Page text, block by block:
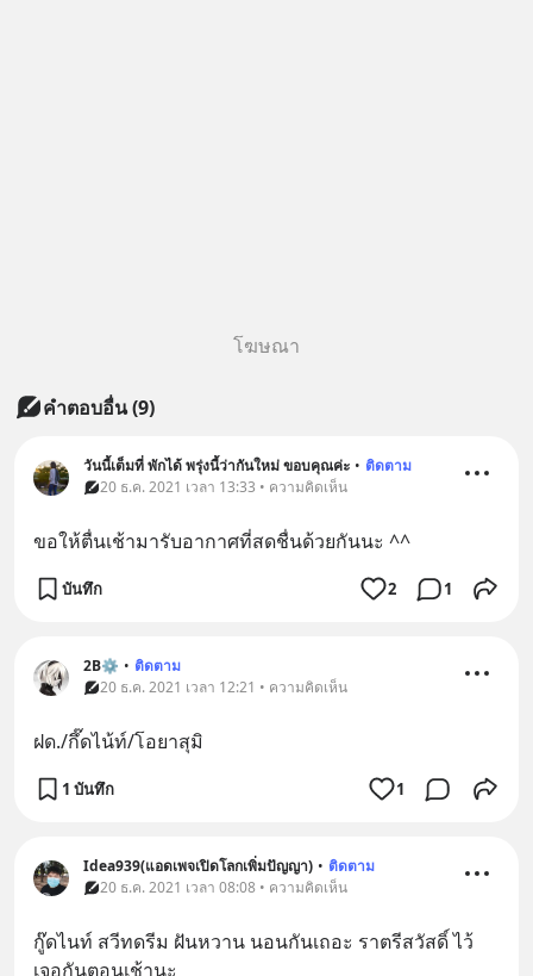
โฆษณา
คำตอบอื่น(9)
วันนี้เต็มที่ พักได้ พรุ่งนี้ว่ากันใหม่ ขอบคุณค่ะ • ติดตาม
20 ธ.ค. 2021 เวลา 13:33 • ความคิดเห็น
ขอให้ตื่นเช้ามารับอากาศที่สดชื่นด้วยกันนะ ^^
บันทึก 2 1
2B⚙ • ติดตาม
20 ธ.ค. 2021 เวลา 12:21 • ความคิดเห็น
ฝด./กึ๊ดไน้ท์/โอยาสุมิ
1 บันทึก 1
Idea939(แอดเพจเปิดโลกเพิ่มปัญญา) • ติดตาม
20 ธ.ค. 2021 เวลา 08:08 • ความคิดเห็น
กู๊ดไนท์ สวีทดรีม ฝันหวาน นอนกันเถอะ ราตรีสวัสดิ์ ไว้
เจอกันตอนเช้านะ